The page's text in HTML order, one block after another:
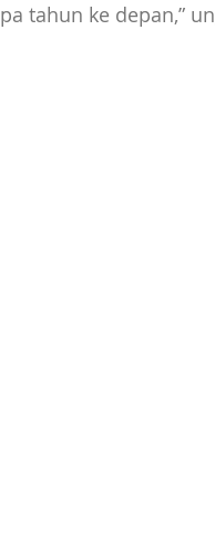
tahun ke depan,”